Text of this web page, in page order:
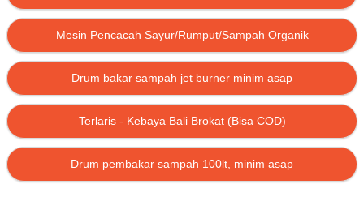
Mesin Pencacah Sayur/Rumput/Sampah Organik
Drum bakar sampah jet burner minim asap
Terlaris - Kebaya Bali Brokat (Bisa COD)
Drum pembakar sampah 100lt, minim asap